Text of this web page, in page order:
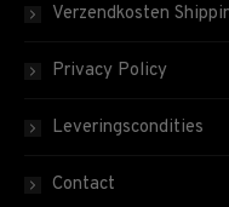
Verzendkosten
Privacy Policy
Leveringscondities
Contact